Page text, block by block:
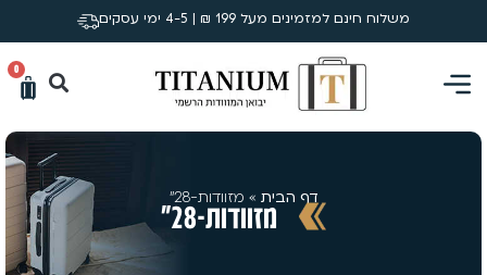
משלוח חינם למזמינים מעל 199 ₪ | 4-5 ימי עסקים
0
דף הבית » מזוודות-28"
מזוודות-28"